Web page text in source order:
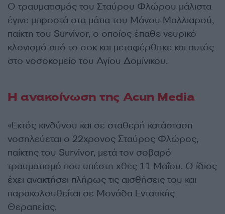
Ο τραυματισμός του Σταύρου Φλώρου μάλιστα
έγινε μπροστά στα μάτια του Μάνου Μαλλιαρού,
παίκτη του Survivor, ο οποίος έπαθε νευρικό
κλονισμό από το σοκ και μεταφέρθηκε και αυτός
στο νοσοκομείο του Αγίου Δομίνικου.
Η ανακοίνωση της Acun Media
«Εκτός κινδύνου και σε σταθερή κατάσταση
νοσηλεύεται ο 22χρονος Σταύρος Φλώρος,
παίκτης του Survivor, μετά τον σοβαρό
τραυματισμό που υπέστη χθες 11 Μαΐου. Ο ίδιος
έχει ανακτήσει πλήρως τις αισθήσεις του και
παρακολουθείται σε Μονάδα Εντατικής
Θεραπείας.